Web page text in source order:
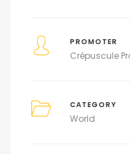
PROMOTER
Crépuscule
CATEGORY
World